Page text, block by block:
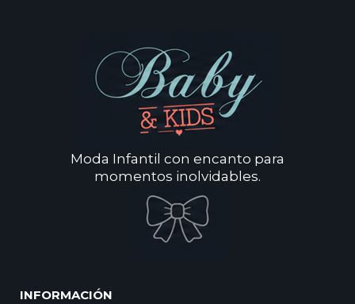
Moda Infantil con encanto para
momentos inolvidables.
INFORMACIÓN